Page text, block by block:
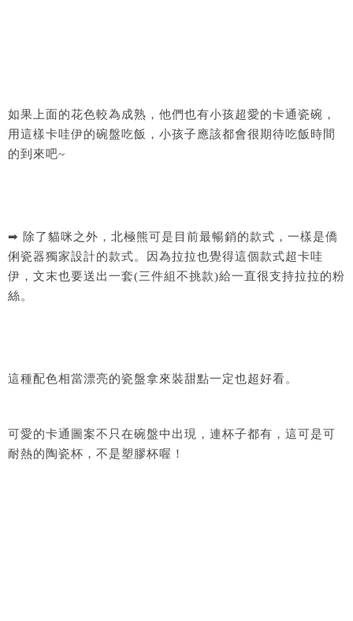
如果上面的花色較為成熟，他們也有小孩超愛的卡通瓷碗，
用這樣卡哇伊的碗盤吃飯，小孩子應該都會很期待吃飯時間
的到來吧~
➡ 除了貓咪之外，北極熊可是目前最暢銷的款式，一樣是僑
俐瓷器獨家設計的款式。因為拉拉也覺得這個款式超卡哇
伊，文末也要送出一套(三件組不挑款)給一直很支持拉拉的粉
絲。
這種配色相當漂亮的瓷盤拿來裝甜點一定也超好看。
可愛的卡通圖案不只在碗盤中出現，連杯子都有，這可是可
耐熱的陶瓷杯，不是塑膠杯喔！